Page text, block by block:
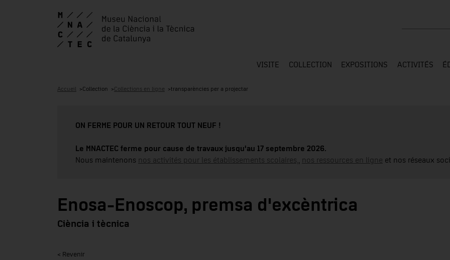
VISITE COLLECTION EXPOSITIONS ACTIVITÉS
Accueil Collection Collections en ligne transparències per a projectar
ON FERME POUR UN RETOUR TOUT NEUF !
Le MNACTEC ferme pour cause de travaux jusqu'au 17 septembre 2026.
Nous maintenons nos activités pour les établissements scolaires, nos ressources en ligne et nos réseaux
Enosa-Enoscop, premsa d'excèntrica
Ciència i tècnica
< Revenir